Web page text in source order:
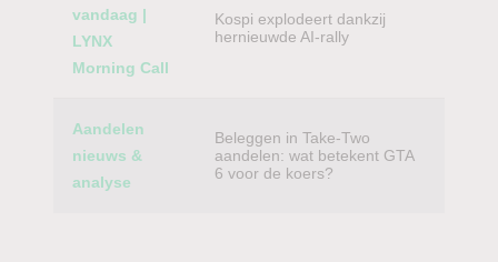
vandaag |
LYNX
Morning Call
Kospi explodeert dankzij
hernieuwde AI-rally
Aandelen
nieuws &
analyse
Beleggen in Take-Two
aandelen: wat betekent GTA
6 voor de koers?